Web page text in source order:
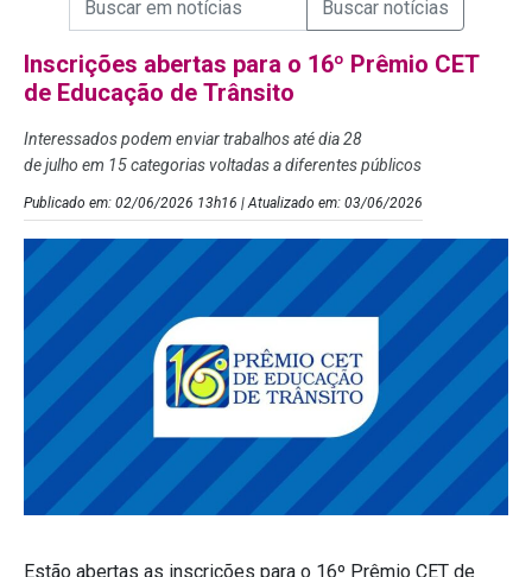
Inscrições abertas para o 16º Prêmio CET
de Educação de Trânsito
Interessados podem enviar trabalhos até dia 28
de julho em 15 categorias voltadas a diferentes públicos
Publicado em: 02/06/2026 13h16 | Atualizado em: 03/06/2026
Estão abertas as inscrições para o 16º Prêmio CET de